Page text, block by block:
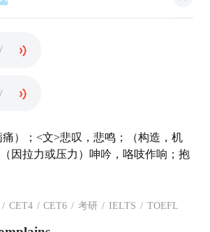
痛）；<文>悲叹，悲鸣；（构造，机
因拉力或压力）呻吟，咯吱作响；抱
/ CET4 / CET6 / 考研 / IELTS / TOEFL